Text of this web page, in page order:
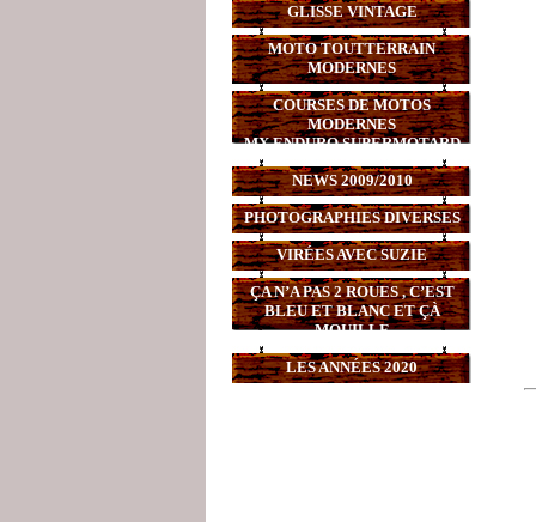
GLISSE VINTAGE
MOTO TOUTTERRAIN
MODERNES
COURSES DE MOTOS
MODERNES
MX,ENDURO,SUPERMOTARD
NEWS 2009/2010
PHOTOGRAPHIES DIVERSES
VIRÉES AVEC SUZIE
ÇA N’A PAS 2 ROUES , C’EST
BLEU ET BLANC ET ÇÀ
MOUILLE
LES ANNÉES 2020